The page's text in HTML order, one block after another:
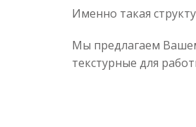
Именно такая
Мы предлагаем
текстурные для